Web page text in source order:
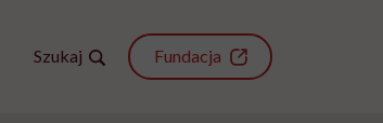
Szukaj Fundacja